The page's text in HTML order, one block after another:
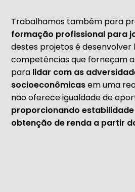
Trabalhamos também para
formação profissional para
destes projetos é desenvolver
competências que forneçam
para lidar com as
socioeconômicasem uma
não oferece igualdade de
proporcionando
obtenção de renda a partir